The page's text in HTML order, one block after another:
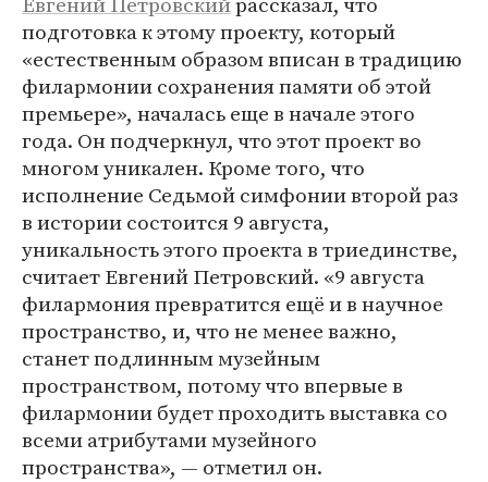
подготовка к этому проекту, который
«естественным образом вписан в традицию
филармонии сохранения памяти об этой
премьере», началась еще в начале этого
года. Он подчеркнул, что этот проект во
многом уникален. Кроме того, что
исполнение Седьмой симфонии второй раз
в истории состоится 9 августа,
уникальность этого проекта в триединстве,
считает Евгений Петровский. «9 августа
филармония превратится ещё и в научное
пространство, и, что не менее важно,
станет подлинным музейным
пространством, потому что впервые в
филармонии будет проходить выставка со
всеми атрибутами музейного
пространства», — отметил он.